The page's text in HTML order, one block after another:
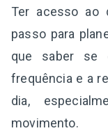
Ter acesso ao
passo para
que saber se
frequência e a
dia,
movimento.